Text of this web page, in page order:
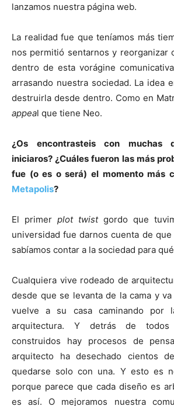
lanzamos nuestra página web.
La realidad fue que teníamos más
nos permitió sentarnos y reorganizar
dentro de esta vorágine
arrasando nuestra sociedad. La idea
destruirla desde dentro. Como en
appeal que tiene Neo.
¿Os encontrasteis con muchas
iniciaros? ¿Cuáles fueron las más
fue (o es o será) el momento más
Metapolis?
El primer plot twistgordo que
universidad fue darnos cuenta de
sabíamos contar a la sociedad para
Cualquiera vive rodeado de
desde que se levanta de la cama y
vuelve a su casa caminando por
arquitectura. Y detrás de todos
construidos hay procesos de
arquitecto ha desechado cientos
quedarse solo con una. Y esto es
porque parece que cada diseño es
es así. O mejoramos nuestra